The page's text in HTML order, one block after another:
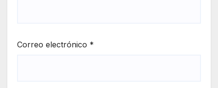
Correo electrónico *